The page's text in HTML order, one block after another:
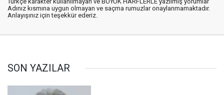
Adınız kısmına uygun olmayan ve saçma rumuzlar onaylanmamaktadır.
Anlayışınız için teşekkür ederiz.
SON YAZILAR